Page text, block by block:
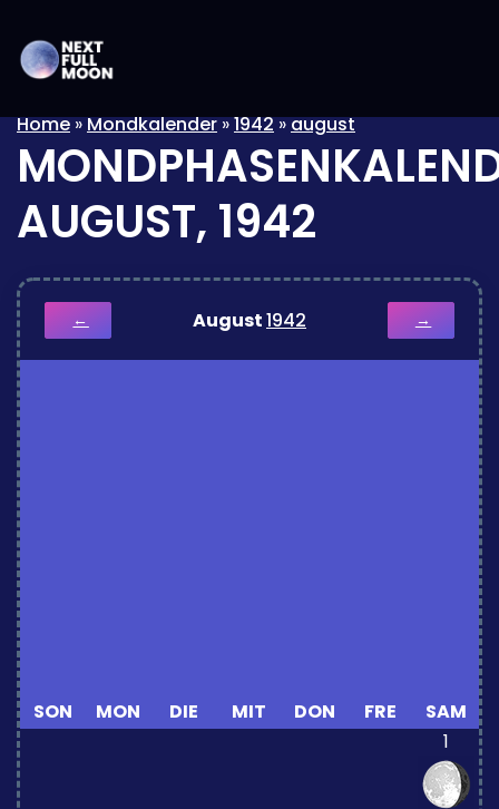
Home»Mondkalender»1942»august
AUGUST, 1942
← August1942 →
SON MON DIE MIT DON FRE
SAM
1